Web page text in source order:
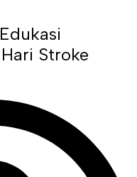
Stroke